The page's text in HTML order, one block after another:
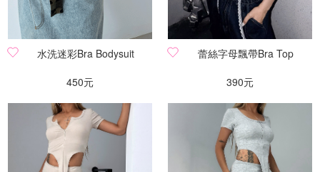
水洗迷彩Bra Bodysuit
450元
蕾絲字母飄帶Bra Top
390元